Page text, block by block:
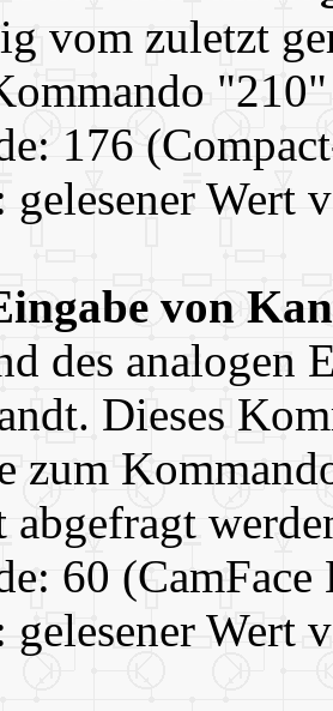
vom zuletzt
176
gelesener Wert
von
des analogen
Dieses
zum
abgefragt
60
gelesener Wert